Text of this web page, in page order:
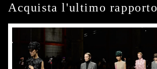
Acquista l'ultimo rapporto